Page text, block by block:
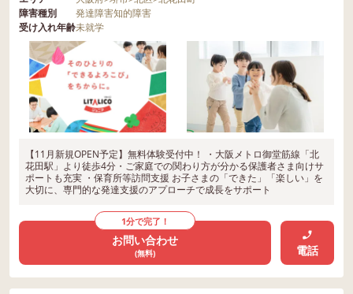
障害種別
発達障害知的障害
受け入れ年齢未就学
【11月新規OPEN予定】無料体験受付中！ ・大阪メトロ御堂筋線「北
花田駅」より徒歩4分・ご家庭での関わり方が分かる保護者さま向けサ
ポートも充実 ・保育所等訪問支援 お子さまの「できた」「楽しい」を
大切に、専門的な発達支援のアプローチで成長をサポート
1分で完了！
お問い合わせ
(無料) 電話